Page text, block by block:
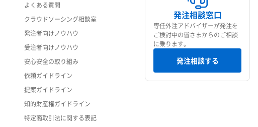
よくある質問
クラウドソーシング相談室
発注者向けノウハウ
受注者向けノウハウ
安心安全の取り組み
依頼ガイドライン
提案ガイドライン
知的財産権ガイドライン
特定商取引法に関する表記
発注相談窓口
専任外注アドバイザーが発注を
ご検討中の皆さまからのご相談
に乗ります。
発注相談する